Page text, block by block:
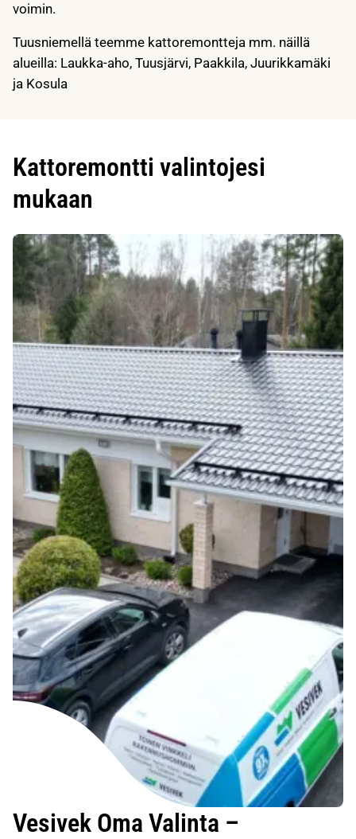
voimin.
Tuusniemellä teemme kattoremontteja mm. näillä
alueilla: Laukka-aho, Tuusjärvi, Paakkila, Juurikkamäki
ja Kosula
Kattoremontti valintojesi
mukaan
Vesivek Oma Valinta –